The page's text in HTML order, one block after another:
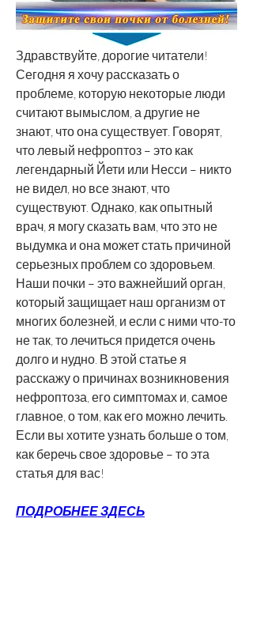
Здравствуйте, дорогие читатели!
Сегодня я хочу рассказать о
проблеме, которую некоторые люди
считают вымыслом, а другие не
знают, что она существует. Говорят,
что левый нефроптоз – это как
легендарный Йети или Несси – никто
не видел, но все знают, что
существуют. Однако, как опытный
врач, я могу сказать вам, что это не
выдумка и она может стать причиной
серьезных проблем со здоровьем.
Наши почки – это важнейший орган,
который защищает наш организм от
многих болезней, и если с ними что-то
не так, то лечиться придется очень
долго и нудно. В этой статье я
расскажу о причинах возникновения
нефроптоза, его симптомах и, самое
главное, о том, как его можно лечить.
Если вы хотите узнать больше о том,
как беречь свое здоровье – то эта
статья для вас!
ПОДРОБНЕЕ ЗДЕСЬ